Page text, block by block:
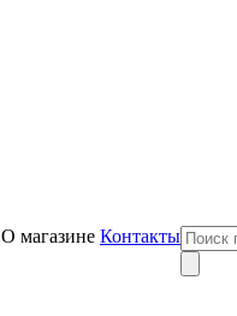
О магазине Контакты